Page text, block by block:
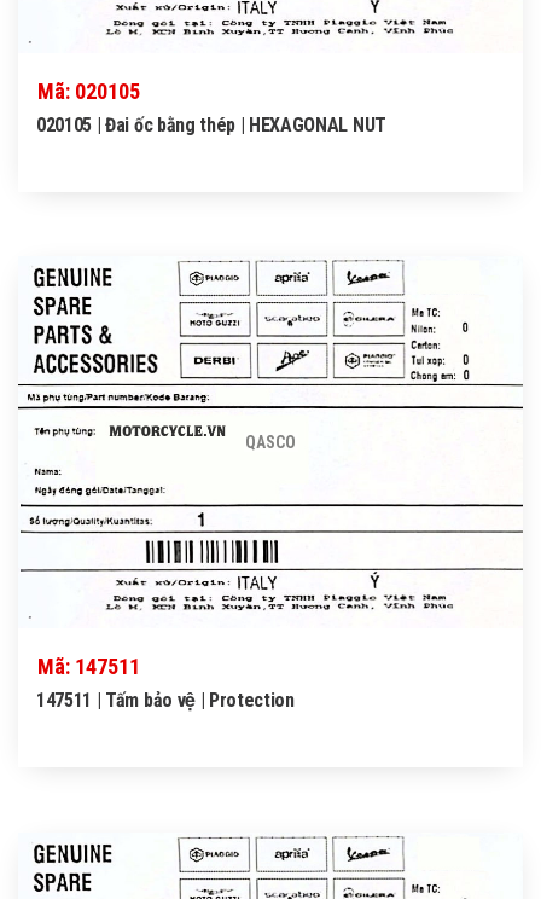
Mã: 020105
020105 | Đai ốc bằng thép | HEXAGONAL NUT
QASCO
Mã: 147511
147511 | Tấm bảo vệ | Protection